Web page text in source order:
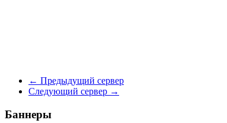
← Предыдущий сервер
Следующий сервер →
Баннеры